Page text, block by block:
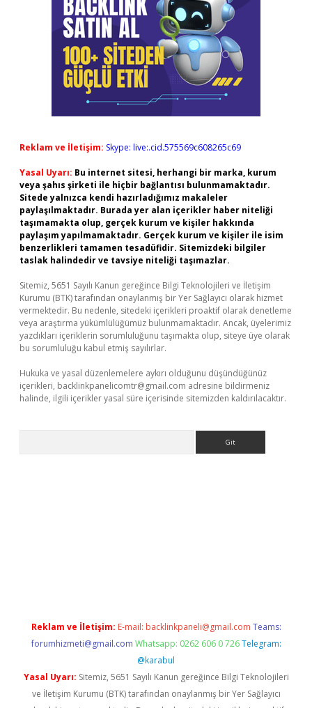
Reklam ve İletişim: Skype: live:.cid.575569c608265c69
Yasal Uyarı: Bu internet sitesi, herhangi bir marka, kurum
veya şahıs şirketi ile hiçbir bağlantısı bulunmamaktadır.
Sitede yalnızca kendi hazırladığımız makaleler
paylaşılmaktadır. Burada yer alan içerikler haber niteliği
taşımamakta olup, gerçek kurum ve kişiler hakkında
paylaşım yapılmamaktadır. Gerçek kurum ve kişiler ile isim
benzerlikleri tamamen tesadüfidir. Sitemizdeki bilgiler
taslak halindedir ve tavsiye niteliği taşımazlar.
Sitemiz, 5651 Sayılı Kanun gereğince Bilgi Teknolojileri ve İletişim
Kurumu (BTK) tarafından onaylanmış bir Yer Sağlayıcı olarak hizmet
vermektedir. Bu nedenle, sitedeki içerikleri proaktif olarak denetleme
veya araştırma yükümlülüğümüz bulunmamaktadır. Ancak, üyelerimiz
yazdıkları içeriklerin sorumluluğunu taşımakta olup, siteye üye olarak
bu sorumluluğu kabul etmiş sayılırlar.
Hukuka ve yasal düzenlemelere aykırı olduğunu düşündüğünüz
içerikleri, backlinkpanelicomtr@gmail.com adresine bildirmeniz
halinde, ilgili içerikler yasal süre içerisinde sitemizden kaldırılacaktır.
Reklam ve İletişim: E-mail: backlinkpaneli@gmail.com Teams:
forumhizmeti@gmail.com Whatsapp: 0262 606 0 726 Telegram:
@karabul
Yasal Uyarı: Sitemiz, 5651 Sayılı Kanun gereğince Bilgi Teknolojileri
ve İletişim Kurumu (BTK) tarafından onaylanmış bir Yer Sağlayıcı